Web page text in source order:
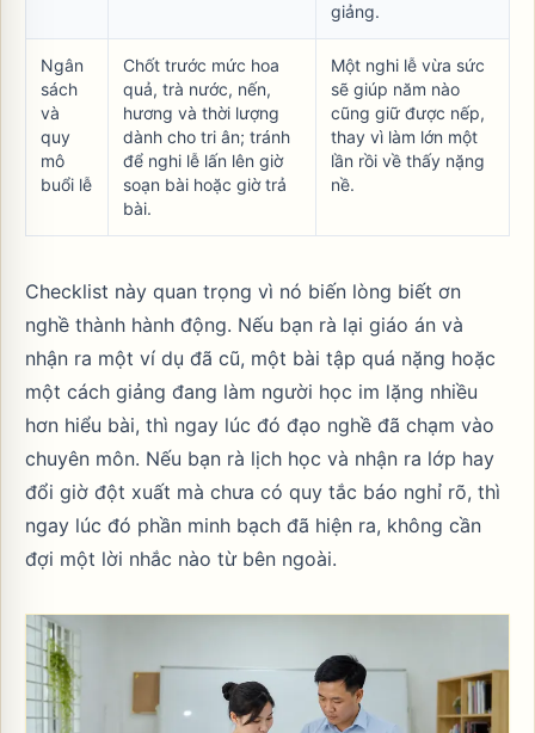
giảng.
Ngân
sách
và
quy
mô
buổi lễ
Chốt trước mức hoa
quả, trà nước, nến,
hương và thời lượng
dành cho tri ân; tránh
để nghi lễ lấn lên giờ
soạn bài hoặc giờ trả
bài.
Một nghi lễ vừa sức
sẽ giúp năm nào
cũng giữ được nếp,
thay vì làm lớn một
lần rồi về thấy nặng
nề.
Checklist này quan trọng vì nó biến lòng biết ơn
nghề thành hành động. Nếu bạn rà lại giáo án và
nhận ra một ví dụ đã cũ, một bài tập quá nặng hoặc
một cách giảng đang làm người học im lặng nhiều
hơn hiểu bài, thì ngay lúc đó đạo nghề đã chạm vào
chuyên môn. Nếu bạn rà lịch học và nhận ra lớp hay
đổi giờ đột xuất mà chưa có quy tắc báo nghỉ rõ, thì
ngay lúc đó phần minh bạch đã hiện ra, không cần
đợi một lời nhắc nào từ bên ngoài.